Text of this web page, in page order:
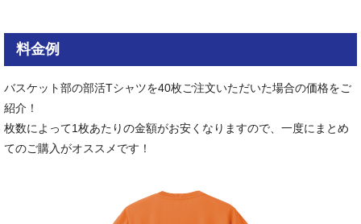
料金例
バスケット部の部活Tシャツを40枚ご注文いただいた場合の価格をご
紹介！
枚数によって1枚あたりの金額がお安くなりますので、一度にまとめ
てのご購入がオススメです！